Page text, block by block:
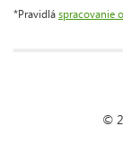
*Pravidlá spracovanie
©